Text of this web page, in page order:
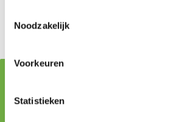
Noodzakelijk
Voorkeuren
Statistieken
Offerte autoverzekering aanvragen